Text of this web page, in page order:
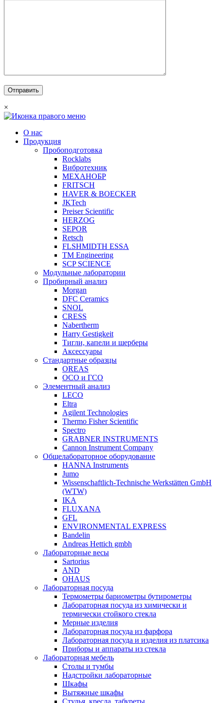
×
О нас
Продукция
Пробоподготовка
Rocklabs
Вибротехник
МЕХАНОБР
FRITSCH
HAVER & BOECKER
JKTech
Preiser Scientific
HERZOG
SEPOR
Retsch
FLSHMIDTH ESSA
TM Engineering
SCP SCIENCE
Модульные лаборатории
Пробирный анализ
Morgan
DFC Ceramics
SNOL
CRESS
Nabertherm
Harry Gestigkeit
Тигли, капели и шерберы
Аксессуары
Стандартные образцы
OREAS
ОСО и ГСО
Элементный анализ
LECO
Eltra
Agilent Technologies
Thermo Fisher Scientific
Spectro
GRABNER INSTRUMENTS
Cannon Instrument Company
Общелабораторное оборудование
HANNA Instruments
Jumo
Wissenschaftlich-Technische Werkstätten GmbH
(WTW)
IKA
FLUXANA
GFL
ENVIRONMENTAL EXPRESS
Bandelin
Andreas Hettich gmbh
Лабораторные весы
Sartorius
AND
OHAUS
Лабораторная посуда
Термометры бариометры бутирометры
Лабораторная посуда из химически и
термически стойкого стекла
Мерные изделия
Лабораторная посуда из фарфора
Лабораторная посуда и изделия из платсика
Приборы и аппараты из стекла
Лабораторная мебель
Столы и тумбы
Надстройки лабораторные
Шкафы
Вытяжные шкафы